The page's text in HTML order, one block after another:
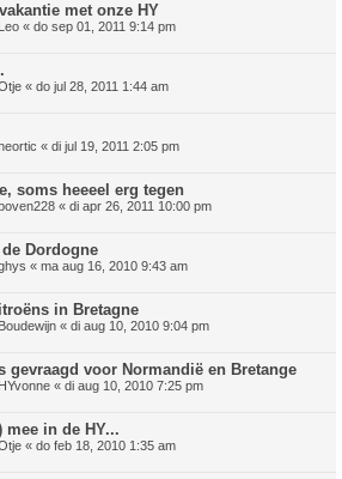
met onze HY
Leo « do sep 01, 2011 9:14 pm
« do jul 28, 2011 1:44 am
« di jul 19, 2011 2:05 pm
soms heeeel erg tegen
boven228 « di apr 26, 2011 10:00 pm
Dordogne
« ma aug 16, 2010 9:43 am
in Bretagne
Boudewijn « di aug 10, 2010 9:04 pm
gevraagd voor Normandië en Bretange
HYvonne « di aug 10, 2010 7:25 pm
mee in de HY...
« do feb 18, 2010 1:35 am